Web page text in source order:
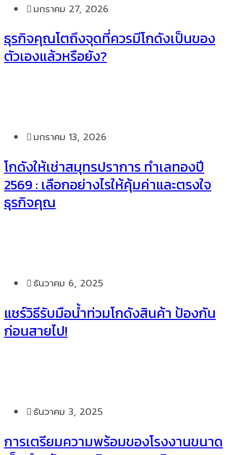
มกราคม 27, 2026
ธุรกิจคุณโตถึงจุดที่ควรมีโกดังเป็นของ
ตัวเองแล้วหรือยัง?
มกราคม 13, 2026
โกดังให้เช่าสมุทรปราการ ทำเลทองปี
2569 : เลือกอย่างไรให้คุ้มค่าและตรงใจ
ธุรกิจคุณ
ธันวาคม 6, 2025
แชร์วิธีรับมือน้ำท่วมโกดังสินค้า ป้องกัน
ก่อนสายไป!
ธันวาคม 3, 2025
การเตรียมความพร้อมของโรงงานขนาด